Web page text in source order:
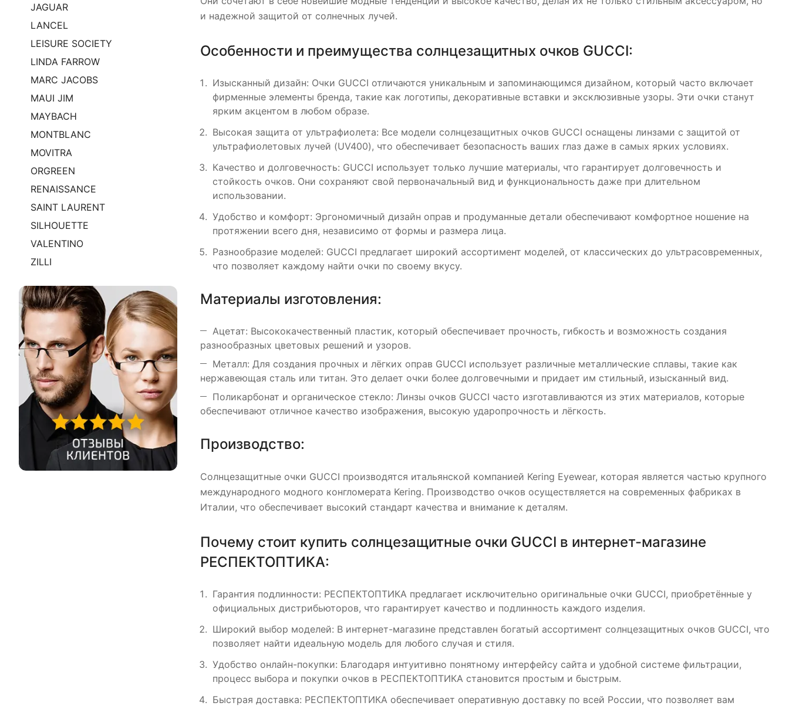
и надежной защитой от солнечных лучей.
Особенности и преимущества солнцезащитных очков GUCCI:
Изысканный дизайн: Очки GUCCI отличаются уникальным и запоминающимся дизайном, который часто включает
фирменные элементы бренда, такие как логотипы, декоративные вставки и эксклюзивные узоры. Эти очки станут
ярким акцентом в любом образе.
Высокая защита от ультрафиолета: Все модели солнцезащитных очков GUCCI оснащены линзами с защитой от
ультрафиолетовых лучей (UV400), что обеспечивает безопасность ваших глаз даже в самых ярких условиях.
Качество и долговечность: GUCCI использует только лучшие материалы, что гарантирует долговечность и
стойкость очков. Они сохраняют свой первоначальный вид и функциональность даже при длительном
использовании.
Удобство и комфорт: Эргономичный дизайн оправ и продуманные детали обеспечивают комфортное ношение на
протяжении всего дня, независимо от формы и размера лица.
Разнообразие моделей: GUCCI предлагает широкий ассортимент моделей, от классических до ультрасовременных,
что позволяет каждому найти очки по своему вкусу.
Материалы изготовления:
Ацетат: Высококачественный пластик, который обеспечивает прочность, гибкость и возможность создания
разнообразных цветовых решений и узоров.
Металл: Для создания прочных и лёгких оправ GUCCI использует различные металлические сплавы, такие как
нержавеющая сталь или титан. Это делает очки более долговечными и придает им стильный, изысканный вид.
Поликарбонат и органическое стекло: Линзы очков GUCCI часто изготавливаются из этих материалов, которые
обеспечивают отличное качество изображения, высокую ударопрочность и лёгкость.
Производство:
Солнцезащитные очки GUCCI производятся итальянской компанией Kering Eyewear, которая является частью крупного
международного модного конгломерата Kering. Производство очков осуществляется на современных фабриках в
Италии, что обеспечивает высокий стандарт качества и внимание к деталям.
Почему стоит купить солнцезащитные очки GUCCI в интернет-магазине
РЕСПЕКТОПТИКА:
Гарантия подлинности: РЕСПЕКТОПТИКА предлагает исключительно оригинальные очки GUCCI, приобретённые у
официальных дистрибьюторов, что гарантирует качество и подлинность каждого изделия.
Широкий выбор моделей: В интернет-магазине представлен богатый ассортимент солнцезащитных очков GUCCI, что
позволяет найти идеальную модель для любого случая и стиля.
Удобство онлайн-покупки: Благодаря интуитивно понятному интерфейсу сайта и удобной системе фильтрации,
процесс выбора и покупки очков в РЕСПЕКТОПТИКА становится простым и быстрым.
Быстрая доставка: РЕСПЕКТОПТИКА обеспечивает оперативную доставку по всей России, что позволяет вам
JAGUAR
LANCEL
LEISURE SOCIETY
LINDA FARROW
MARC JACOBS
MAUI JIM
MAYBACH
MONTBLANC
MOVITRA
ORGREEN
RENAISSANCE
SAINT LAURENT
SILHOUETTE
VALENTINO
ZILLI